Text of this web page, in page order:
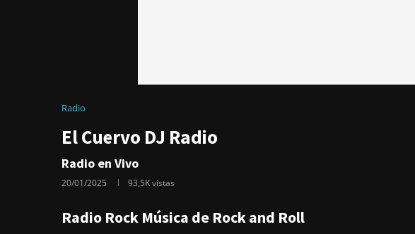
Radio
El Cuervo DJ Radio
Radio en Vivo
20/01/2025 93,5Kvistas
Radio Rock Música de Rock and Roll